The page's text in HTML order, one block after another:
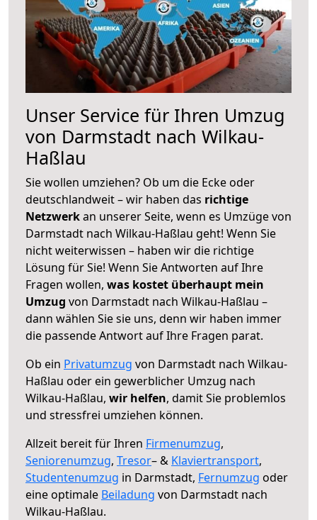
Unser Service für Ihren Umzug
von Darmstadt nach Wilkau-
Haßlau
Sie wollen umziehen? Ob um die Ecke oder
deutschlandweit – wir haben das richtige
Netzwerkan unserer Seite, wenn es Umzüge von
Darmstadt nach Wilkau-Haßlau geht! Wenn Sie
nicht weiterwissen – haben wir die richtige
Lösung für Sie! Wenn Sie Antworten auf Ihre
Fragen wollen, was kostet überhaupt mein
Umzug von Darmstadt nach Wilkau-Haßlau –
dann wählen Sie sie uns, denn wir haben immer
die passende Antwort auf Ihre Fragen parat.
Ob ein Privatumzug von Darmstadt nach Wilkau-
Haßlau oder ein gewerblicher Umzug nach
Wilkau-Haßlau, wir helfen, damit Sie problemlos
und stressfrei umziehen können.
Allzeit bereit für Ihren Firmenumzug,
Seniorenumzug, Tresor– & Klaviertransport,
Studentenumzug in Darmstadt, Fernumzug oder
eine optimale Beiladung von Darmstadt nach
Wilkau-Haßlau.